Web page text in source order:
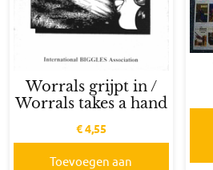
Worrals grijpt in /
Worrals takes a hand
€4,55
Toevoegen aan